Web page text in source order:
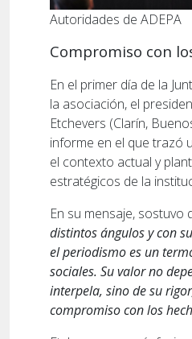
Autoridades de ADEPA
Compromiso con
En el primer día de la
la asociación, el
Etchevers (Clarín,
informe en el que trazó
el contexto actual y
estratégicos de la
En su mensaje, sostuvo
distintos ángulos y con
el periodismo es un
sociales. Su valor no
interpela, sino de su
compromiso con los